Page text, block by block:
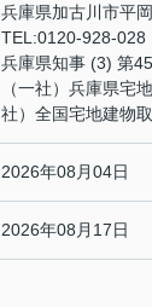
兵庫県加古川市平
TEL:0120-928-028
兵庫県知事 (3) 第
（一社）兵庫県
社）全国宅地建物
2026年08月04日
2026年08月17日